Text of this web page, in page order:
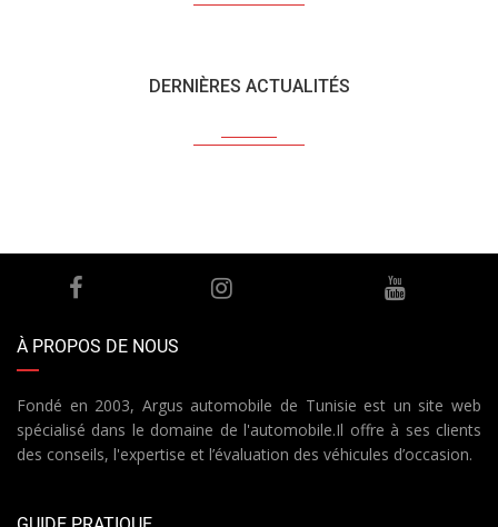
DERNIÈRES ACTUALITÉS
À PROPOS DE NOUS
Fondé en 2003, Argus automobile de Tunisie est un site web
spécialisé dans le domaine de l'automobile.Il offre à ses clients
des conseils, l'expertise et l’évaluation des véhicules d’occasion.